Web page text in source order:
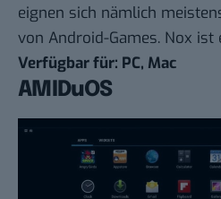
eignen sich nämlich
von Android-Games. Nox
Verfügbar für: PC, Mac
AMIDuOS